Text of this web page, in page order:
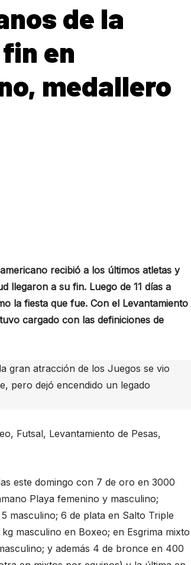
de la
en
medallero
recibió a los últimos atletas y
llegaron a su fin. Luego de 11 días a
la fiesta que fue. Con el Levantamiento
cargado con las definiciones de
gran atracción de los Juegos se vio
pero dejó encendido un legado
Futsal, Levantamiento de Pesas,
este domingo con 7 de oro en 3000
Playa femenino y masculino;
masculino; 6 de plata en Salto Triple
masculino en Boxeo; en Esgrima mixto
y además 4 de bronce en 400